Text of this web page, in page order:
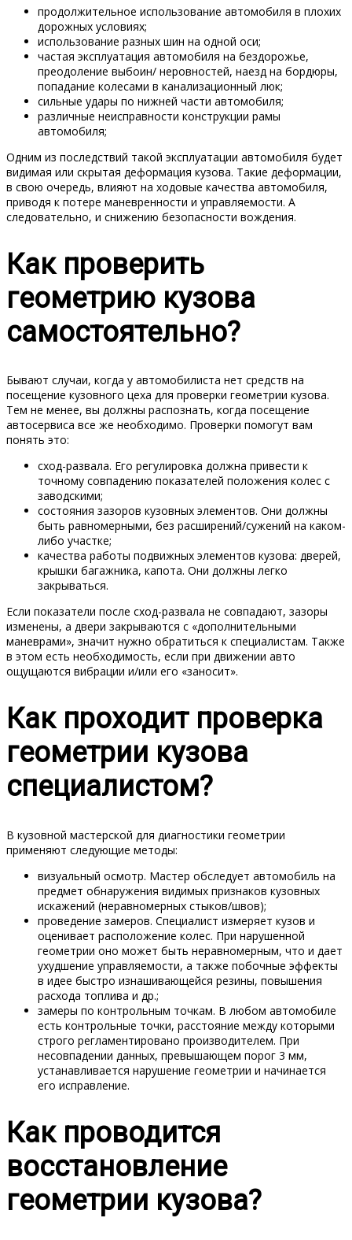
продолжительное использование автомобиля в плохих
дорожных условиях;
использование разных шин на одной оси;
частая эксплуатация автомобиля на бездорожье,
преодоление выбоин/ неровностей, наезд на бордюры,
попадание колесами в канализационный люк;
сильные удары по нижней части автомобиля;
различные неисправности конструкции рамы
автомобиля;
Одним из последствий такой эксплуатации автомобиля будет
видимая или скрытая деформация кузова. Такие деформации,
в свою очередь, влияют на ходовые качества автомобиля,
приводя к потере маневренности и управляемости. А
следовательно, и снижению безопасности вождения.
Как проверить
геометрию кузова
самостоятельно?
Бывают случаи, когда у автомобилиста нет средств на
посещение кузовного цеха для проверки геометрии кузова.
Тем не менее, вы должны распознать, когда посещение
автосервиса все же необходимо. Проверки помогут вам
понять это:
сход-развала. Его регулировка должна привести к
точному совпадению показателей положения колес с
заводскими;
состояния зазоров кузовных элементов. Они должны
быть равномерными, без расширений/сужений на каком-
либо участке;
качества работы подвижных элементов кузова: дверей,
крышки багажника, капота. Они должны легко
закрываться.
Если показатели после сход-развала не совпадают, зазоры
изменены, а двери закрываются с «дополнительными
маневрами», значит нужно обратиться к специалистам. Также
в этом есть необходимость, если при движении авто
ощущаются вибрации и/или его «заносит».
Как проходит проверка
геометрии кузова
специалистом?
В кузовной мастерской для диагностики геометрии
применяют следующие методы:
визуальный осмотр. Мастер обследует автомобиль на
предмет обнаружения видимых признаков кузовных
искажений (неравномерных стыков/швов);
проведение замеров. Специалист измеряет кузов и
оценивает расположение колес. При нарушенной
геометрии оно может быть неравномерным, что и дает
ухудшение управляемости, а также побочные эффекты
в идее быстро изнашивающейся резины, повышения
расхода топлива и др.;
замеры по контрольным точкам. В любом автомобиле
есть контрольные точки, расстояние между которыми
строго регламентировано производителем. При
несовпадении данных, превышающем порог 3 мм,
устанавливается нарушение геометрии и начинается
его исправление.
Как проводится
восстановление
геометрии кузова?